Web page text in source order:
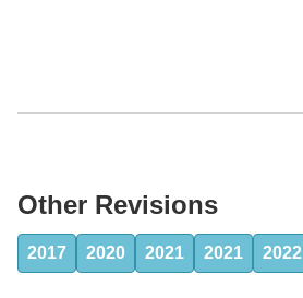
Other Revisions
2017 2020 2021 2021 2022